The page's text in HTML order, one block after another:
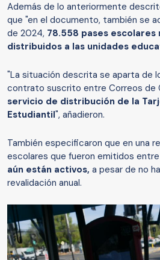
Además de lo anteriormente
que "en el documento, también se
de 2024, 78.558 pases escolares
distribuidos a las unidades
"La situación descrita se aparta de
contrato suscrito entre Correos de
servicio de distribución de la
Estudiantil", añadieron.
También especificaron que en una
escolares que fueron emitidos entre
aún están activos, a pesar de no
revalidación anual.